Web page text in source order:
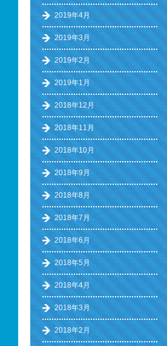
2019年4月
2019年3月
2019年2月
2019年1月
2018年12月
2018年11月
2018年10月
2018年9月
2018年8月
2018年7月
2018年6月
2018年5月
2018年4月
2018年3月
2018年2月